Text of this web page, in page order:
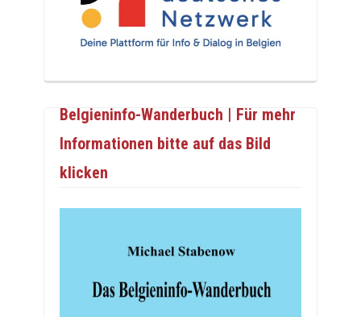
Belgieninfo-Wanderbuch | Für mehr
Informationen bitte auf das Bild
klicken